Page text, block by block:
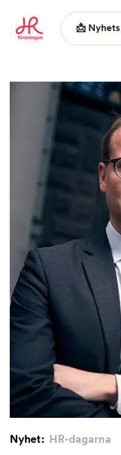
📩
Vad letar du efter?
FAQ Nyheter
HR dagarna
Nyhet: HR-dagarna